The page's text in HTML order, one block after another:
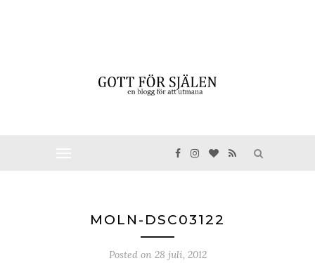
MOLN-DSC03122
Posted on 28 juli, 2012